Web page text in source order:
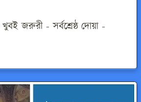
জরুরী - সর্বশ্রেষ্ঠ দোয়া -